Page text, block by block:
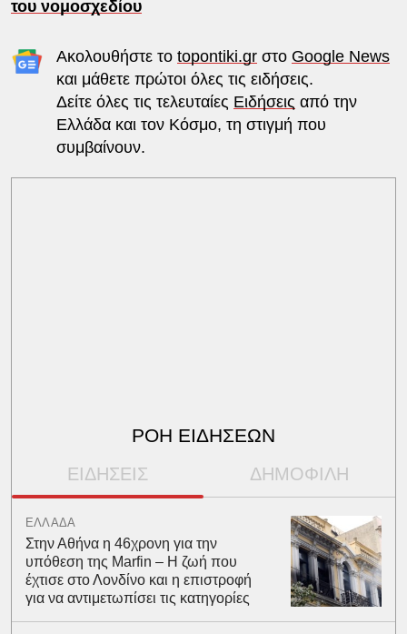
του νομοσχεδίου
Ακολουθήστε το topontiki.grστο Google News
και μάθετε πρώτοι όλες τις ειδήσεις.
Δείτε όλες τις τελευταίες Ειδήσεις από την
Ελλάδα και τον Κόσμο, τη στιγμή που
συμβαίνουν.
ΡΟΗ ΕΙΔΗΣΕΩΝ
ΕΙΔΗΣΕΙΣ ΔΗΜΟΦΙΛΗ
ΕΛΛΑΔΑ
Στην Αθήνα η 46χρονη για την
υπόθεση της Marfin – Η ζωή που
έχτισε στο Λονδίνο και η επιστροφή
για να αντιμετωπίσει τις κατηγορίες